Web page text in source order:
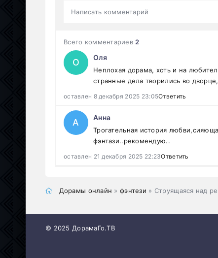
Написать комментарий
Всего комментариев 2
О Оля
Неплохая дорама, хоть и на
странные дела творились во
оставлен 8 декабря 2025 23:05Ответить
А Анна
Трогательная история
фэнтази..рекомендую..
оставлен 21 декабря 2025 22:23Ответить
Дорамы онлайн »фэнтези » Струящаяся над
© 2025 ДорамаГо.ТВ